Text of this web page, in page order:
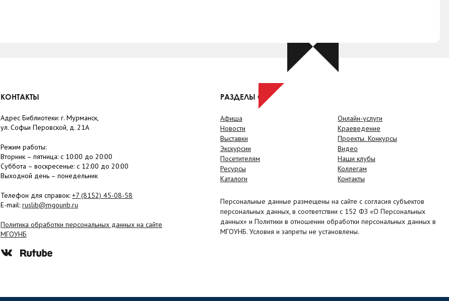
КОНТАКТЫ
Адрес Библиотеки: г. Мурманск,
ул. Софьи Перовской, д. 21А
Режим работы:
Вторник – пятница: с 10:00 до 20:00
Суббота – воскресенье: c 12:00 до 20:00
Выходной день – понедельник
Телефон для справок: +7 (8152) 45-08-58
E-mail: ruslib@mgounb.ru
Политика обработки персональных данных на сайте
МГОУНБ
РАЗДЕЛЫ САЙТА
Афиша
Новости
Выставки
Экскурсии
Посетителям
Ресурсы
Каталоги
Онлайн-услуги
Краеведение
Проекты. Конкурсы
Видео
Наши клубы
Коллегам
Контакты
Персональные данные размещены на сайте с согласия субъектов
персональных данных, в соответствии с 152 ФЗ «О Персональных
данных» и Политики в отношении обработки персональных данных в
МГОУНБ. Условия и запреты не установлены.